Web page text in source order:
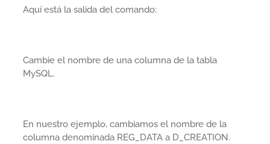
Aquí está la salida del comando:
Cambie el nombre de una columna de la tabla
MySQL.
En nuestro ejemplo, cambiamos el nombre de la
columna denominada REG_DATA a D_CREATION.